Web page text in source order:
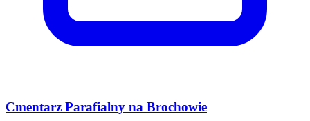
Cmentarz Parafialny na Brochowie